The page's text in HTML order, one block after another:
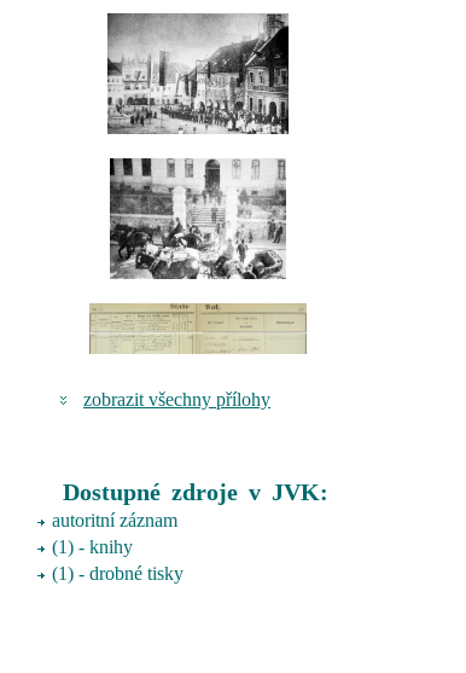
zobrazit všechny přílohy
Dostupné zdroje v JVK:
autoritní záznam
(1) - knihy
(1) - drobné tisky